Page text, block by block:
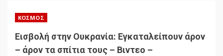
ΚΌΣΜΟΣ
Εισβολή στην Ουκρανία: Εγκαταλείπουν άρον
– άρον τα σπίτια τους – Βιντεο –